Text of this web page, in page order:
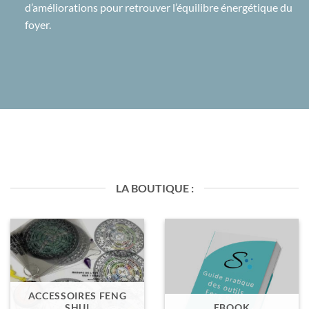
d’améliorations pour retrouver l’équilibre énergétique du
foyer.
LA BOUTIQUE :
ACCESSOIRES FENG